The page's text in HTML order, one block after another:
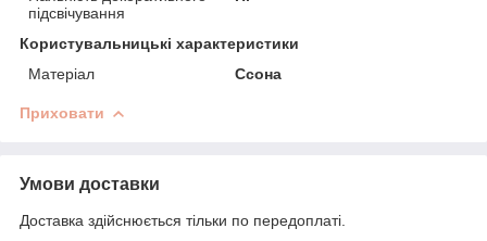
підсвічування
Користувальницькі характеристики
Матеріал
Ссона
Приховати
Умови доставки
Доставка здійснюється тільки по передоплаті.